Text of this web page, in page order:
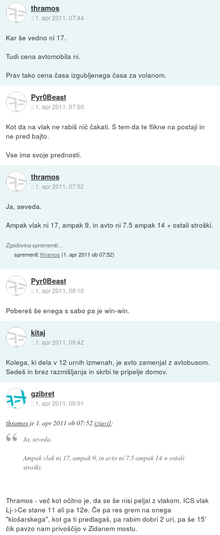
thramos
:: 1. apr 2011, 07:44
Kar še vedno ni 17.
Tudi cena avtomobila ni.
Prav tako cena časa izgubljenega časa za volanom.
Pyr0Beast
:: 1. apr 2011, 07:50
Kot da na vlak ne rabiš nič čakati. S tem da te flikne na postaji in
ne pred bajto.
Vse ima svoje prednosti.
thramos
:: 1. apr 2011, 07:52
Ja, seveda.
Ampak vlak ni 17, ampak 9, in avto ni 7.5 ampak 14 + ostali stroški.
Zgodovina sprememb…
spremenil:thramos (1. apr 2011 ob 07:52)
Pyr0Beast
:: 1. apr 2011, 08:10
Pobereš še enega s sabo pa je win-win.
kitaj
:: 1. apr 2011, 09:42
Kolega, ki dela v 12 urnih izmenah, je avto zamenjal z avtobusom.
Sedeš in brez razmišljanja in skrbi te pripelje domov.
gzibret
:: 1. apr 2011, 09:51
thramos je 1. apr 2011 ob 07:52 izjavil:
Ja, seveda.
Ampak vlak ni 17, ampak 9, in avto ni 7.5 ampak 14 + ostali
stroški.
Thramos - več kot očitno je, da se še nisi peljal z vlakom. ICS vlak
Lj->Ce stane 11 ali pa 12e. Če pa res grem na onega
"klošarskega", kot ga ti predlagaš, pa rabim dobri 2 uri, pa še 15'
čik pavzo nam privoščijo v Zidanem mostu.